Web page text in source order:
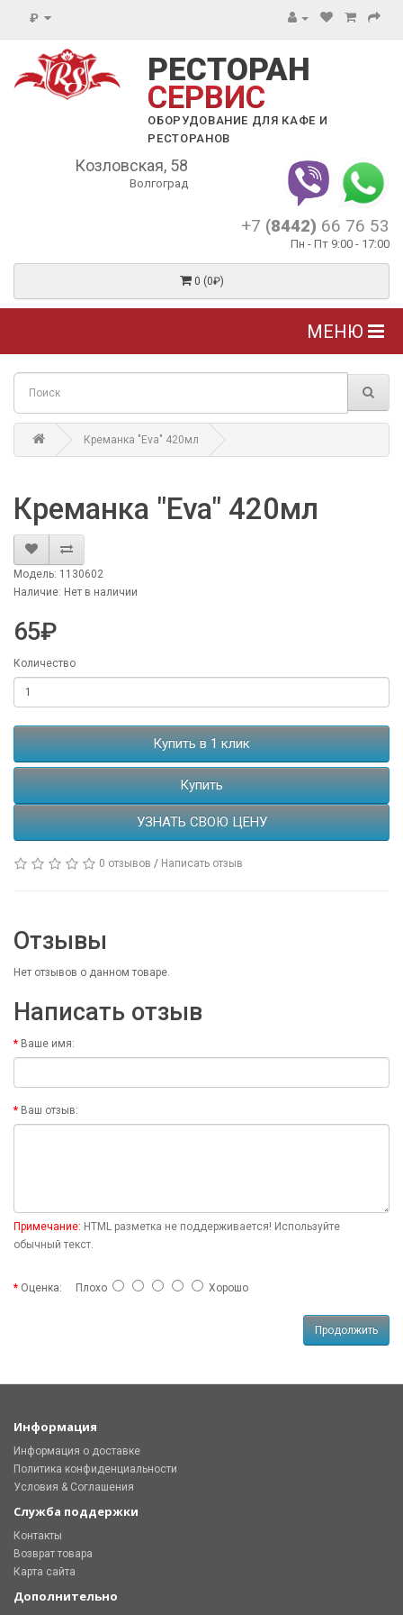
₽
РЕСТОРАН
СЕРВИС
ОБОРУДОВАНИЕ ДЛЯ КАФЕ И
РЕСТОРАНОВ
Козловская, 58
Волгоград
+7 (8442) 66 76 53
Пн - Пт 9:00 - 17:00
0 (0₽)
МЕНЮ
Креманка "Eva" 420мл
Креманка "Eva" 420мл
Модель: 1130602
Наличие: Нет в наличии
65₽
Количество
Купить в 1 клик
Купить
УЗНАТЬ СВОЮ ЦЕНУ
0 отзывов / Написать отзыв
Отзывы
Нет отзывов о данном товаре.
Написать отзыв
Ваше имя:
Ваш отзыв:
Примечание: HTML разметка не поддерживается! Используйте
обычный текст.
Оценка: Плохо Хорошо
Продолжить
Информация
Информация о доставке
Политика конфиденциальности
Условия & Соглашения
Служба поддержки
Контакты
Возврат товара
Карта сайта
Дополнительно